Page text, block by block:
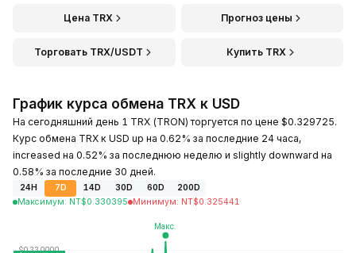
Цена TRX Прогноз цены
Торговать TRX/USDT Купить TRX
График курса обмена TRX к USD
На сегодняшний день 1 TRX (TRON) торгуется по цене $0.329725.
Курс обмена TRX к USD up на 0.62% за последние 24 часа,
increased на 0.52% за последнюю неделю и slightly downward на
0.58% за последние 30 дней.
24H 7D 14D 30D 60D
200D
Максимум: NT$0.330395 Минимум: NT$0.325441